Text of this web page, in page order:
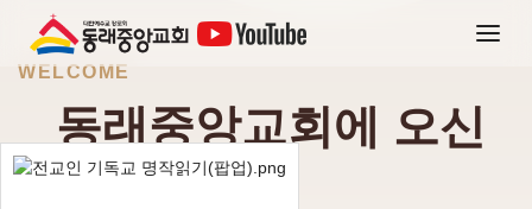
WELCOME
동래중앙교회에 오신
것을